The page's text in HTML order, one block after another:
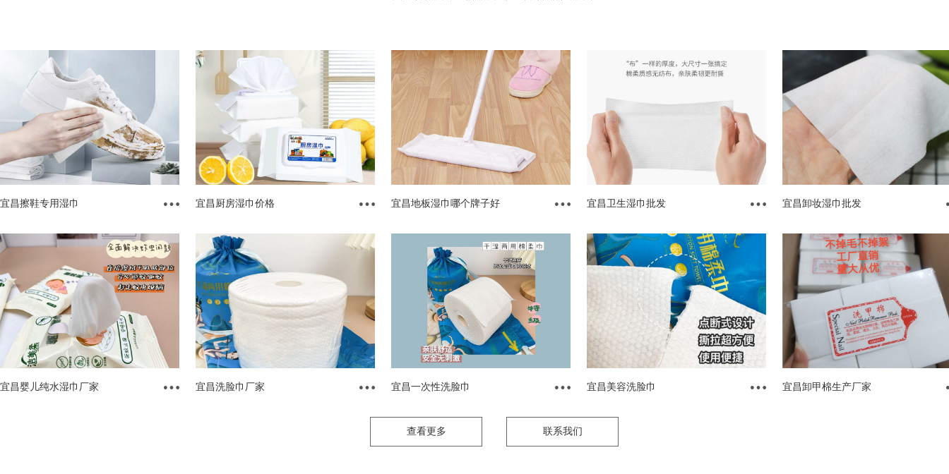
宜昌擦鞋专用湿巾 宜昌厨房湿巾价格 宜昌地板湿巾哪个牌子好 宜昌卫生湿巾批发 宜昌卸妆湿巾批发
宜昌婴儿纯水湿巾厂家 宜昌洗脸巾厂家 宜昌一次性洗脸巾 宜昌美容洗脸巾 宜昌卸甲棉生产厂家
查看更多 联系我们